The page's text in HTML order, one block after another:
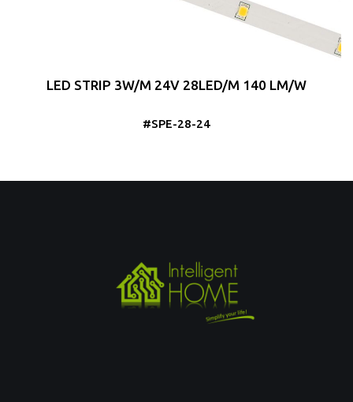
LED STRIP 3W/M 24V 28LED/M 140 LM/W
#SPE-28-24